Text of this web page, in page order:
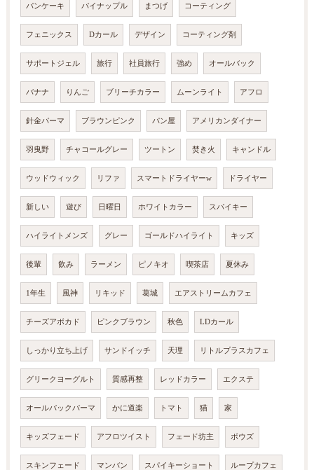
パンケーキ パイナップル まつげ コーティング
フェニックス Dカール デザイン コーティング剤
サポートジェル 旅行 社員旅行 強め オールバック
バナナ りんご ブリーチカラー ムーンライト アフロ
針金パーマ ブラウンピンク パン屋 アメリカンダイナー
羽曳野 チャコールグレー ツートン 焚き火 キャンドル
ウッドウィック リファ スマートドライヤーw ドライヤー
新しい 遊び 日曜日 ホワイトカラー スパイキー
ハイライトメンズ グレー ゴールドハイライト キッズ
後輩 飲み ラーメン ピノキオ 喫茶店 夏休み
1年生 風神 リキッド 葛城 エアストリームカフェ
チーズアボカド ピンクブラウン 秋色 LDカール
しっかり立ち上げ サンドイッチ 天理 リトルプラスカフェ
グリークヨーグルト 質感再整 レッドカラー エクステ
オールバックパーマ かに道楽 トマト 猫 家
キッズフェード アフロツイスト フェード坊主 ボウズ
スキンフェード マンバン スパイキーショート ループカフェ